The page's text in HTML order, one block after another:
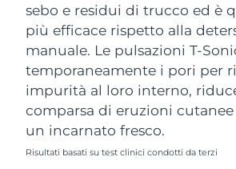
sebo e residui di trucco ed è
più efficace rispetto alla
manuale. Le pulsazioni T-
temporaneamente i pori per
impurità al loro interno,
comparsa di eruzioni
un incarnato fresco.
Risultati basati su test clinici condotti da terzi
Taiwan Consegna
Thailandia Consegna
Turchia
Emirati Arabi Uniti